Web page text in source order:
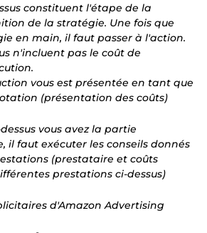
constituent l'étape de la
de la stratégie. Une fois que
en main, il faut passer à l'action.
n'incluent pas le coût de
vous est présentée en tant que
(présentation des coûts)
vous avez la partie
il faut exécuter les conseils donnés
(prestataire et coûts
prestations ci-dessus)
d'Amazon Advertising